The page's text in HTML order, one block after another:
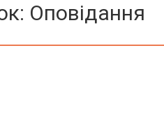
Оповідання